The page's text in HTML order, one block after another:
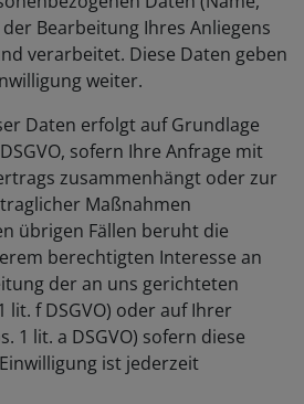
Bearbeitung Ihres Anliegens
verarbeitet. Diese Daten geben
weiter.
Daten erfolgt auf Grundlage
sofern Ihre Anfrage mit
zusammenhängt oder zur
Maßnahmen
übrigen Fällen beruht die
berechtigten Interesse an
der an uns gerichteten
lit. f DSGVO) oder auf Ihrer
1 lit. a DSGVO) sofern diese
ist jederzeit